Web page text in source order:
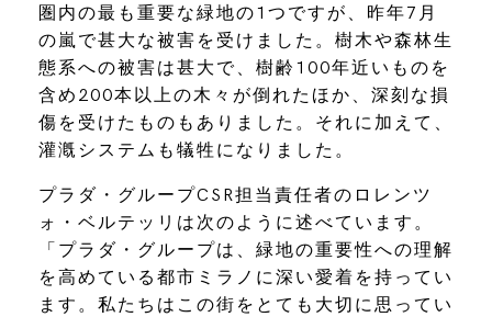
圏内の最も重要な緑地の1つですが、昨年7月
の嵐で甚大な被害を受けました。樹木や森林生
態系への被害は甚大で、樹齢100年近いものを
含め200本以上の木々が倒れたほか、深刻な損
傷を受けたものもありました。それに加えて、
灌漑システムも犠牲になりました。
プラダ・グループCSR担当責任者のロレンツ
ォ・ベルテッリは次のように述べています。
「プラダ・グループは、緑地の重要性への理解
を高めている都市ミラノに深い愛着を持ってい
ます。私たちはこの街をとても大切に思ってい